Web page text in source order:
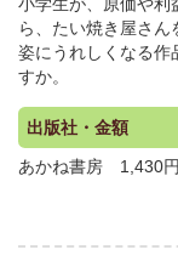
ら、たい焼き屋さ
姿にうれしくなる作
すか。
出版社・金額
あかね書房 1,430円